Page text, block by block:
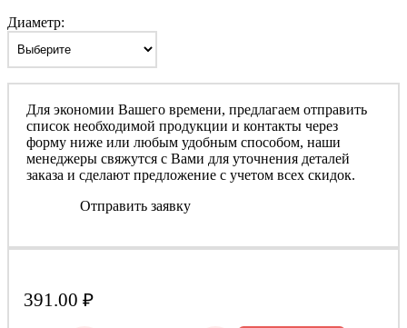
Диаметр:
Для экономии Вашего времени, предлагаем отправить
список необходимой продукции и контакты через
форму ниже или любым удобным способом, наши
менеджеры свяжутся с Вами для уточнения деталей
заказа и сделают предложение с учетом всех скидок.
Отправить заявку
391.00 ₽